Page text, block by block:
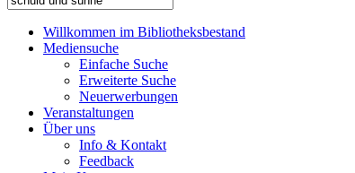
Willkommen im Bibliotheksbestand
Mediensuche
Einfache Suche
Erweiterte Suche
Neuerwerbungen
Veranstaltungen
Über uns
Info & Kontakt
Feedback